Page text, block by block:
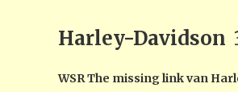
Harley-Davidson
WSR The missing link van